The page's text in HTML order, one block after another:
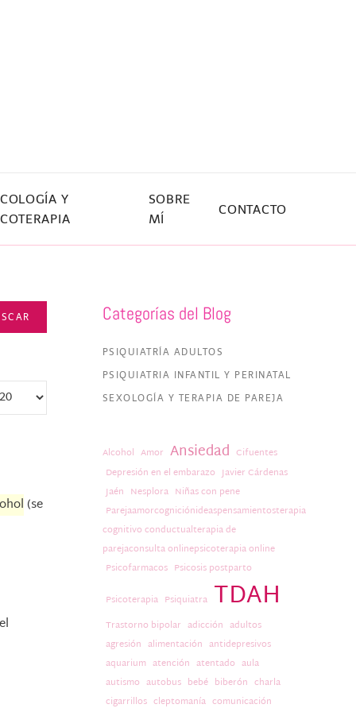
Y
SOBRE
MÍ
CONTACTO
(se
Categorías del Blog
PSIQUIATRÍA ADULTOS
PSIQUIATRIA INFANTIL Y PERINATAL
SEXOLOGÍA Y TERAPIA DE PAREJA
Alcohol Amor Ansiedad Cifuentes
Depresión en el embarazo Javier Cárdenas
Jaén Nesplora Niñas con pene
Parejaamorcogniciónideaspensamientosterapia
cognitivo conductualterapia de
parejaconsulta onlinepsicoterapia online
Psicofarmacos Psicosis postparto
Psicoterapia Psiquiatra TDAH
Trastorno bipolar adicción adultos
agresión alimentación antidepresivos
aquarium atención atentado aula
autismo autobus bebé biberón charla
cigarrillos cleptomanía comunicación